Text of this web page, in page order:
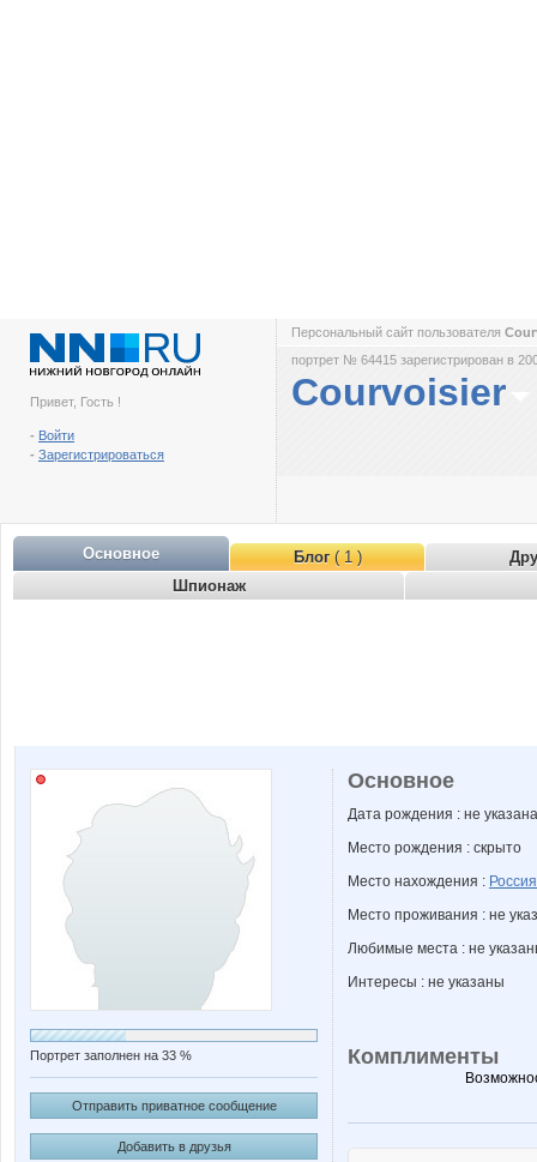
Привет, Гость !
- Войти
- Зарегистрироваться
Персональный сайт пользователя
портрет № 64415 зарегистрирован в
Courvoisier
Основное Блог( 1 )
Шпионаж
Портрет заполнен на 33 %
Отправить приватное сообщение
Добавить в друзья
Основное
Дата рождения : не указана
Место рождения : скрыто
Место нахождения : Россия
Место проживания : не
Любимые места : не
Интересы : не указаны
Комплименты